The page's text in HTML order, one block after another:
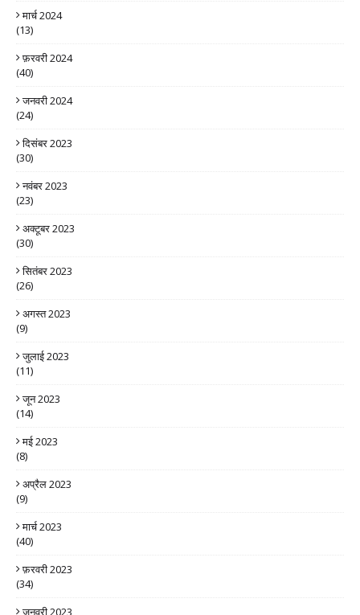
मार्च 2024
(13)
फ़रवरी 2024
(40)
जनवरी 2024
(24)
दिसंबर 2023
(30)
नवंबर 2023
(23)
अक्टूबर 2023
(30)
सितंबर 2023
(26)
अगस्त 2023
(9)
जुलाई 2023
(11)
जून 2023
(14)
मई 2023
(8)
अप्रैल 2023
(9)
मार्च 2023
(40)
फ़रवरी 2023
(34)
जनवरी 2023